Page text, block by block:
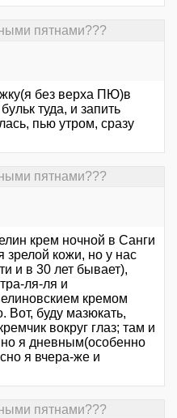
пятнами???
без верха ПЮ)в
туда, и запить
пью утром, сразу
пятнами???
крем ночной в Санги
зрелой кожи, но у нас
и в 30 лет бывает),
ля-ля и
кремом
Вот, буду мазюкать,
вокруг глаз; там и
я дневным(особенно
я вчера-же и
пятнами???